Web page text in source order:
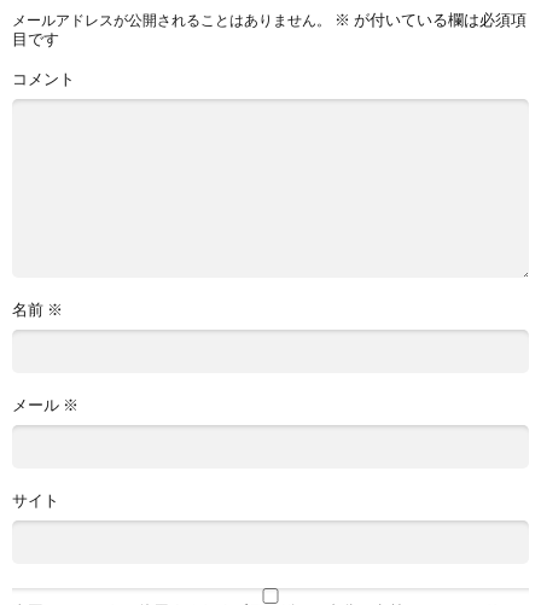
メールアドレスが公開されることはありません。 ※ が付いている欄は必須項
目です
コメント
名前 ※
メール ※
サイト